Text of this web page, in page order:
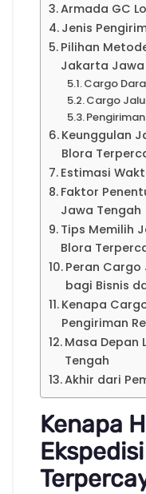
Armada GC
Jenis
Pilihan
Jakarta Jawa
Cargo
Cargo
Keunggulan
Blora
Estimasi
Faktor
Jawa Tengah
Tips Memilih
Blora
Peran
bagi Bisnis
Kenapa
Pengiriman
Masa Depan
Tengah
Akhir dari
Kenapa